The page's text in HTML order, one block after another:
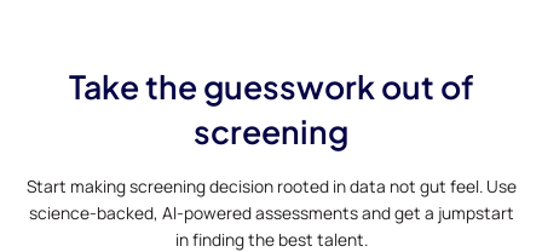
Take the guesswork out of
screening
Start making screening decision rooted in data not gut feel. Use
science-backed, AI-powered assessments and get a jumpstart
in finding the best talent.